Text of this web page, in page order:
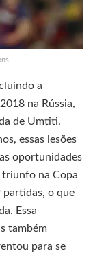
a
na Rússia,
de Umtiti.
essas lesões
oportunidades
triunfo na Copa
o que
Essa
também
para se